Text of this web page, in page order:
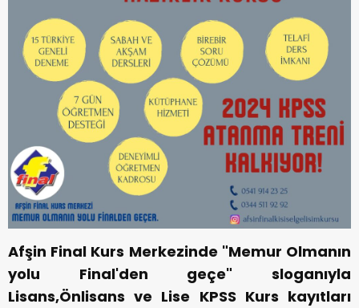
Afşin Final Kurs Merkezinde "Memur Olmanın
yolu Final'den geçe" sloganıyla
Lisans,Önlisans ve Lise KPSS Kurs kayıtları